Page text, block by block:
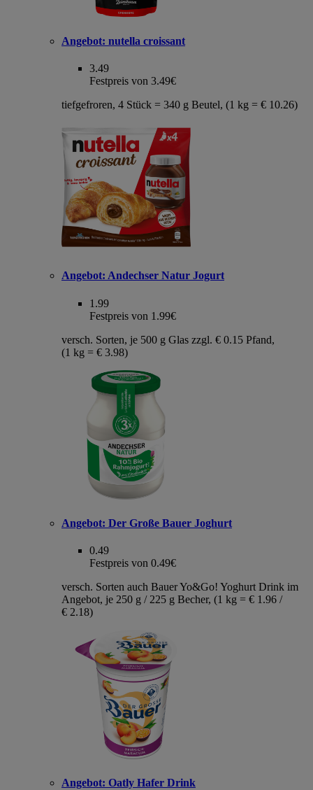
Angebot: nutella croissant
3.49
Festpreis von 3.49€
tiefgefroren, 4 Stück = 340 g Beutel, (1 kg = € 10.26)
Angebot: Andechser Natur Jogurt
1.99
Festpreis von 1.99€
versch. Sorten, je 500 g Glas zzgl. € 0.15 Pfand,
(1 kg = € 3.98)
Angebot: Der Große Bauer Joghurt
0.49
Festpreis von 0.49€
versch. Sorten auch Bauer Yo&Go! Yoghurt Drink im
Angebot, je 250 g / 225 g Becher, (1 kg = € 1.96 /
€ 2.18)
Angebot: Oatly Hafer Drink